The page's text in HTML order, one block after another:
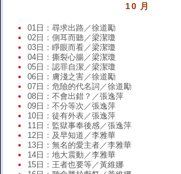
10 月
01日：尋求出路／徐道勵
02日：側耳而聽／梁潔瓊
03日：睜眼而看／梁潔瓊
04日：撕裂心腸／梁潔瓊
05日：認罪自潔／梁潔瓊
06日：膚淺之害／徐道勵
07日：危險的代名詞／徐道勵
08日：不會出錯？／張逸萍
09日：不分等次／張逸萍
10日：徒有外表／張逸萍
11日：監獄事奉後感／張逸萍
12日：及早知道／李雅華
13日：無名的愛主者／李雅華
14日：地大震動／李雅華
15日：王者也要等／黃維娜